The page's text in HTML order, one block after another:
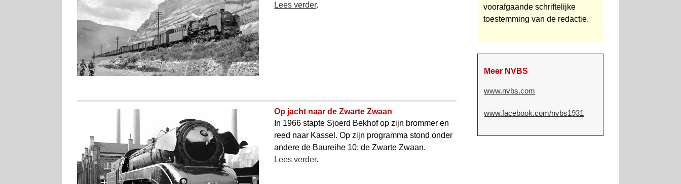
Lees verder.
Op jacht naar de Zwarte Zwaan
In 1966 stapte Sjoerd Bekhof op zijn brommer en
reed naar Kassel. Op zijn programma stond onder
andere de Baureihe 10: de Zwarte Zwaan.
Lees verder.
voorafgaande schriftelijke
toestemming van de redactie.
Meer NVBS
www.nvbs.com
www.facebook.com/nvbs1931